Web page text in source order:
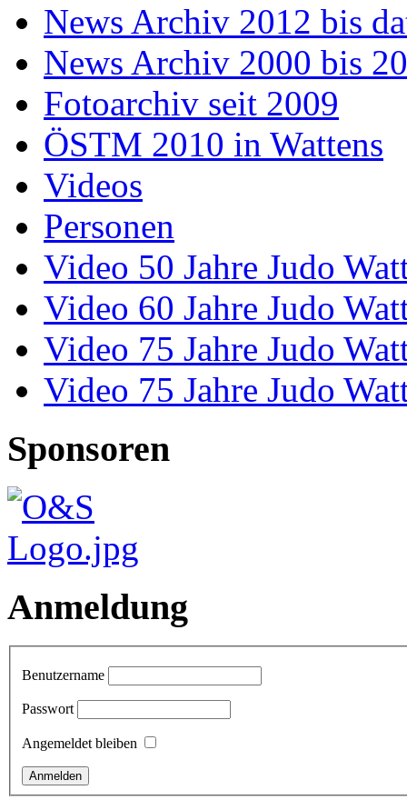
News Archiv 2012 bis
News Archiv 2000 bis
Fotoarchiv seit 2009
ÖSTM 2010 in Wattens
Videos
Personen
Video 50 Jahre Judo
Video 60 Jahre Judo
Video 75 Jahre Judo
Video 75 Jahre Judo
Sponsoren
Anmeldung
Benutzername
Passwort
Angemeldet bleiben